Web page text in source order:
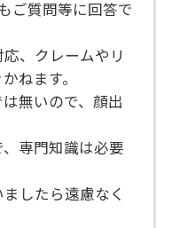
ご質問等に回答で
、クレームやリ
ねます。
無いので、顔出
専門知識は必要
したら遠慮なく